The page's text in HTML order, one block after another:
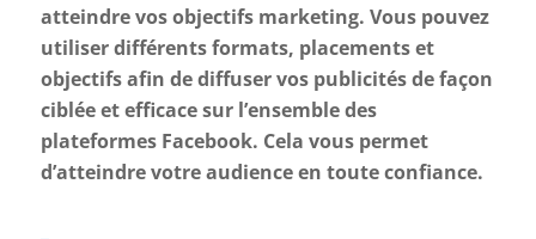
atteindre vos objectifs marketing. Vous pouvez
utiliser différents formats, placements et
objectifs afin de diffuser vos publicités de façon
ciblée et efficace sur l’ensemble des
plateformes Facebook. Cela vous permet
d’atteindre votre audience en toute confiance.